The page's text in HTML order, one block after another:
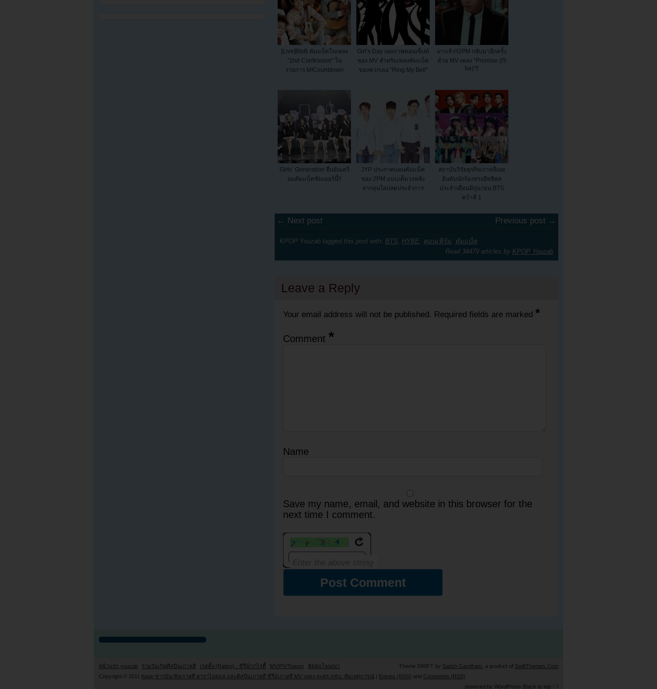
[Live]BtoB คัมแบ็คในเพลง
"2nd Confession" ใน
รายการ M!Countdown
Girl’s Day เผยภาพคอนเซ็ปต์
ของ MV สำหรับเพลงคัมแบ็ค
ของพวกเธอ "Ring My Bell"
มาแล้ว!!2PM กลับมาอีกครั้ง
ด้วย MV เพลง "Promise (I'll
be)"!!
Girls’ Generation ยืนยันเตรี
ยมคัมแบ็คซัมเมอร์นี้!!
JYP ประกาศแผนคัมแบ็ค
ของ 2PM แบบเต็มวงหลัง
จากจุนโฮปลดประจำการ
สถาบันวิจัยธุรกิจเกาหลีเผย
อันดับนักร้องทรงอิทธิพล
ประจำเดือนมิถุนายน BTS
คว้าที่ 1
← Next post Previous post →
KPOP Youzab tagged this post with: BTS, HYBE, คอนเฟิร์ม, คัมแบ็ค
Read 34479 articles by KPOP Youzab
Leave a Reply
Your email address will not be published. Required fields are marked *
Comment *
Name
Save my name, email, and website in this browser for the
next time I comment.
หน้าแรก youzab รวมวันเกิดศิลปินเกาหลี เรตติ้ง (Rating) : ซีรี่ย์/วาไรตี้ MV/PV/Teaser ติดต่อโฆษณา Theme SWIFT by Satish Gandham , a product of SwiftThemes.Com
Copyright © 2011 Kpop ข่าวบันเทิงเกาหลี ดาราไอดอล และศิลปินเกาหลี ซีรี่ย์เกาหลี MV เพลง ละคร แซ่บ..ทันเหตุการณ์ | Entries (RSS) and Comments (RSS)
powered by WordPress [Back to top ↑ ]